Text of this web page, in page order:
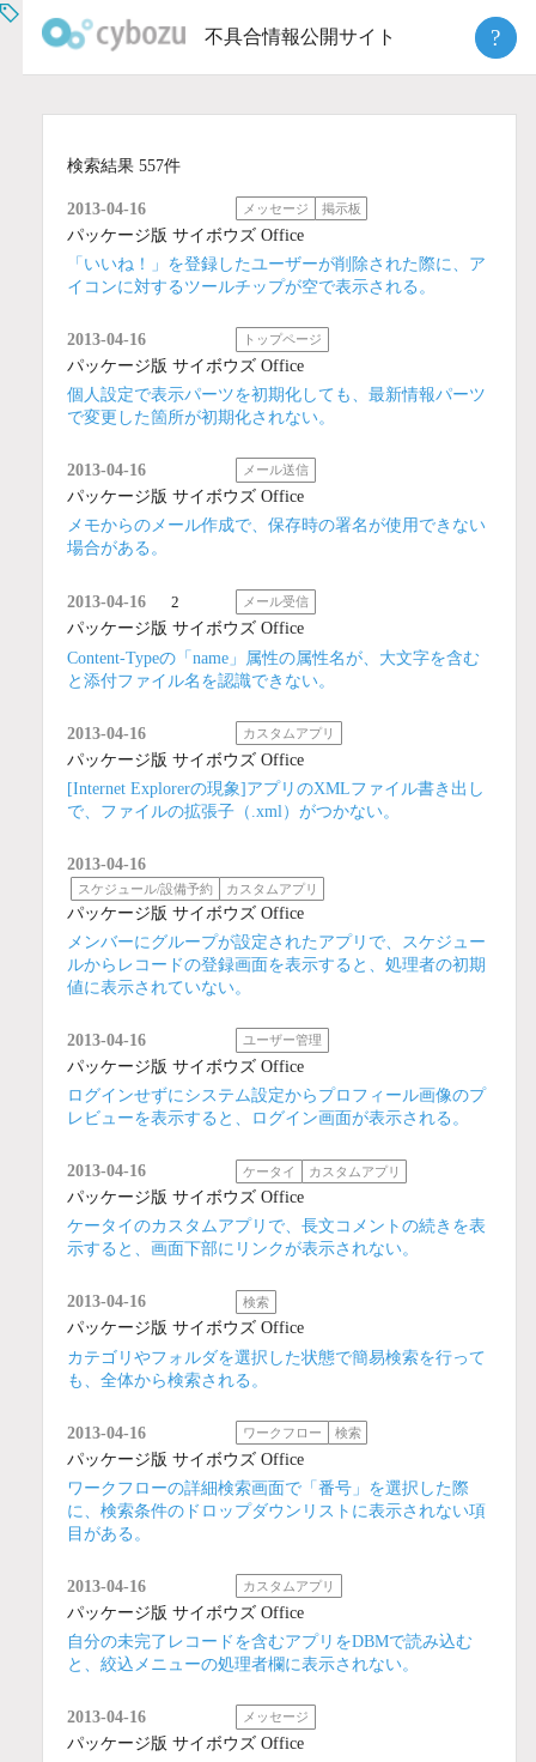
不具合情報公開サイト ?
検索結果 557件
2013-04-16 メッセージ 掲示板
パッケージ版 サイボウズ Office
「いいね！」を登録したユーザーが削除された際に、ア
イコンに対するツールチップが空で表示される。
2013-04-16 トップページ
パッケージ版 サイボウズ Office
個人設定で表示パーツを初期化しても、最新情報パーツ
で変更した箇所が初期化されない。
2013-04-16 メール送信
パッケージ版 サイボウズ Office
メモからのメール作成で、保存時の署名が使用できない
場合がある。
2013-04-16 2 メール受信
パッケージ版 サイボウズ Office
Content-Typeの「name」属性の属性名が、大文字を含む
と添付ファイル名を認識できない。
2013-04-16 カスタムアプリ
パッケージ版 サイボウズ Office
[Internet Explorerの現象]アプリのXMLファイル書き出し
で、ファイルの拡張子（.xml）がつかない。
2013-04-16
スケジュール/設備予約 カスタムアプリ
パッケージ版 サイボウズ Office
メンバーにグループが設定されたアプリで、スケジュー
ルからレコードの登録画面を表示すると、処理者の初期
値に表示されていない。
2013-04-16 ユーザー管理
パッケージ版 サイボウズ Office
ログインせずにシステム設定からプロフィール画像のプ
レビューを表示すると、ログイン画面が表示される。
2013-04-16 ケータイ カスタムアプリ
パッケージ版 サイボウズ Office
ケータイのカスタムアプリで、長文コメントの続きを表
示すると、画面下部にリンクが表示されない。
2013-04-16 検索
パッケージ版 サイボウズ Office
カテゴリやフォルダを選択した状態で簡易検索を行って
も、全体から検索される。
2013-04-16 ワークフロー 検索
パッケージ版 サイボウズ Office
ワークフローの詳細検索画面で「番号」を選択した際
に、検索条件のドロップダウンリストに表示されない項
目がある。
2013-04-16 カスタムアプリ
パッケージ版 サイボウズ Office
自分の未完了レコードを含むアプリをDBMで読み込む
と、絞込メニューの処理者欄に表示されない。
2013-04-16 メッセージ
パッケージ版 サイボウズ Office